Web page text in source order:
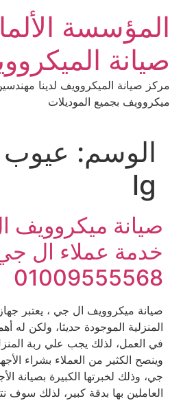
content
المؤسسة
صيانة الميكروويف
مركز صيانة الميكروويف لدينا
ميكروويف بجميع الموديلات
الوسم:
lg
صيانة ميكروويف
خدمة عملاء ال
01009555568
صيانة ميكروويف ال جي ، يعتبر
المنزلية الموجودة حديثا، ولكن له
في العمل، لذلك يجب علي ربة
وينصح الكثير من العملاء بشراء
جي، وذلك لخبرتها الكبيرة بصيانة
العاملين بها بدقة كبير، لذلك